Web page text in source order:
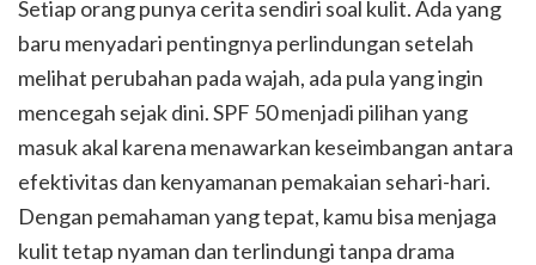
Setiap orang punya cerita sendiri soal kulit. Ada yang
baru menyadari pentingnya perlindungan setelah
melihat perubahan pada wajah, ada pula yang ingin
mencegah sejak dini. SPF 50 menjadi pilihan yang
masuk akal karena menawarkan keseimbangan antara
efektivitas dan kenyamanan pemakaian sehari-hari.
Dengan pemahaman yang tepat, kamu bisa menjaga
kulit tetap nyaman dan terlindungi tanpa drama